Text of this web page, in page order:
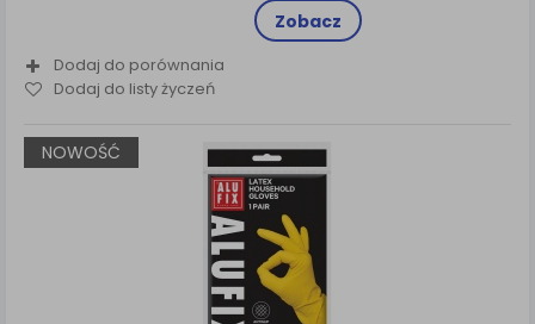
Zobacz
Dodaj do porównania
Dodaj do listy życzeń
NOWOŚĆ